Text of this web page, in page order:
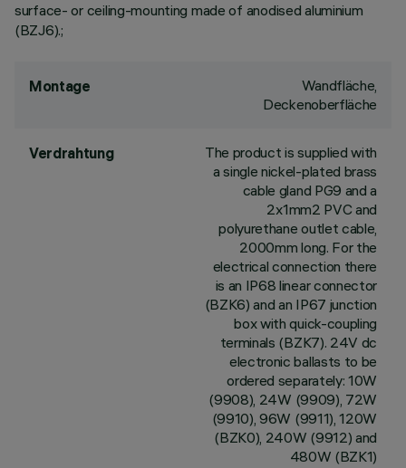
surface- or ceiling-mounting made of anodised aluminium
(BZJ6).;
Montage
Wandfläche,
Deckenoberfläche
Verdrahtung
The product is supplied with
a single nickel-plated brass
cable gland PG9 and a
2x1mm2 PVC and
polyurethane outlet cable,
2000mm long. For the
electrical connection there
is an IP68 linear connector
(BZK6) and an IP67 junction
box with quick-coupling
terminals (BZK7). 24V dc
electronic ballasts to be
ordered separately: 10W
(9908), 24W (9909), 72W
(9910), 96W (9911), 120W
(BZK0), 240W (9912) and
480W (BZK1)